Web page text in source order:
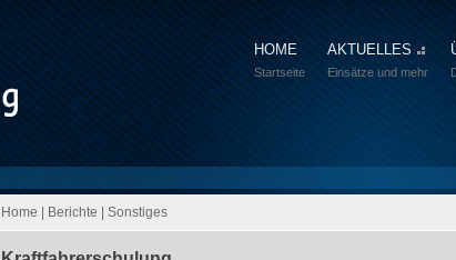
HOME
Startseite
AKTUELLES
Einsätze und mehr
Home Berichte Sonstiges